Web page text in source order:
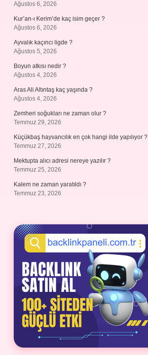
Ağustos 6, 2026
Kur’an-ı Kerim’de kaç isim geçer ?
Ağustos 6, 2026
Ayvalık kaçıncı ligde ?
Ağustos 5, 2026
Boyun atkısı nedir ?
Ağustos 4, 2026
Aras Ali Altıntaş kaç yaşında ?
Ağustos 4, 2026
Zemheri soğukları ne zaman olur ?
Temmuz 29, 2026
Küçükbaş hayvancılık en çok hangi ilde yapılıyor ?
Temmuz 27, 2026
Mektupta alıcı adresi nereye yazılır ?
Temmuz 25, 2026
Kalem ne zaman yaratıldı ?
Temmuz 23, 2026